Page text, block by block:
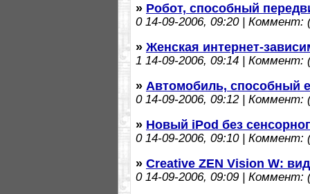
» Робот, способный
014-09-2006, 09:20 | Коммент:
» Женская интернет-
1 14-09-2006, 09:14 | Коммент:
» Автомобиль, способный
014-09-2006, 09:12 | Коммент:
» Новый iPod без
014-09-2006, 09:10 | Коммент:
» Creative ZEN Vision W:
014-09-2006, 09:09 | Коммент: